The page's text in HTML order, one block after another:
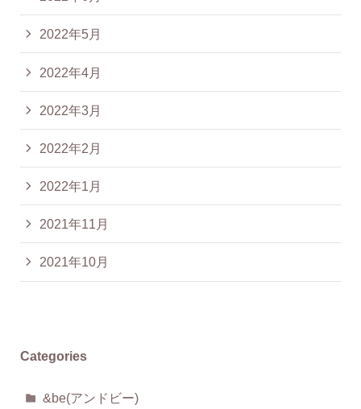
2022年5月
2022年4月
2022年3月
2022年2月
2022年1月
2021年11月
2021年10月
Categories
&be(アンドビー)